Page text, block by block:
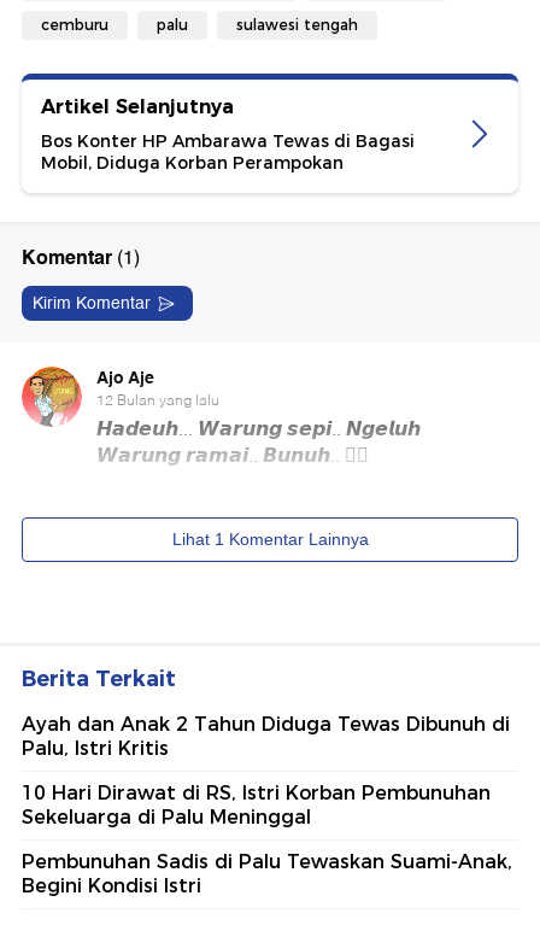
cemburu palu sulawesi tengah
Artikel Selanjutnya
Bos Konter HP Ambarawa Tewas di Bagasi
Mobil, Diduga Korban Perampokan
Berita Terkait
Ayah dan Anak 2 Tahun Diduga Tewas Dibunuh di
Palu, Istri Kritis
10 Hari Dirawat di RS, Istri Korban Pembunuhan
Sekeluarga di Palu Meninggal
Pembunuhan Sadis di Palu Tewaskan Suami-Anak,
Begini Kondisi Istri